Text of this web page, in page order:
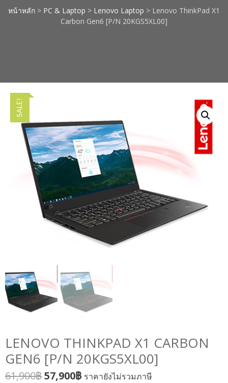
หน้าหลัก > PC & Laptop > Lenovo Laptop > Lenovo ThinkPad X1
Carbon Gen6 [P/N 20KGS5XL00]
SALE!
LENOVO THINKPAD X1 CARBON
GEN6 [P/N 20KGS5XL00]
61,900฿57,900฿ ราคายังไม่รวมภาษี